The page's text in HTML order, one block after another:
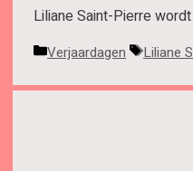
Liliane Saint-Pierre
Categorieën
Verjaardagen Tags
Liliane